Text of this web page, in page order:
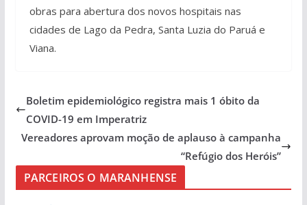
obras para abertura dos novos hospitais nas
cidades de Lago da Pedra, Santa Luzia do Paruá e
Viana.
Boletim epidemiológico registra mais 1 óbito da
COVID-19 em Imperatriz
Vereadores aprovam moção de aplauso à campanha
“Refúgio dos Heróis”
PARCEIROS O MARANHENSE